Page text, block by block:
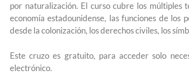
por naturalización. El curso cubre los múltiples
economía estadounidense, las funciones de
desde la colonización, los derechos civiles, los
Este cruzo es gratuito, para acceder solo
electrónico.